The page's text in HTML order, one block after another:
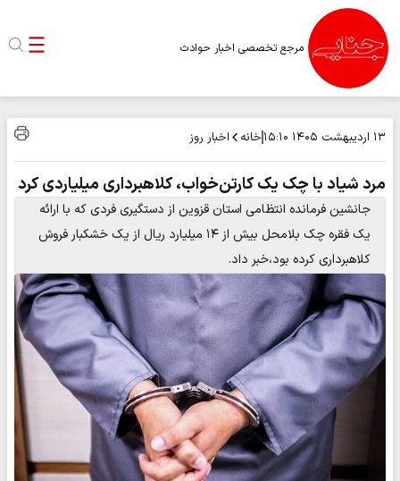
مرجع تخصصی اخبار حوادث
۱۳ اردیبهشت ۱۴۰۵ ۱۵:۱۰ خانه اخبار روز
مرد شیاد با چک یک کارتن‌خواب، کلاهبرداری میلیاردی کرد
جانشین فرمانده انتظامی استان قزوین از دستگیری فردی که با ارائه
یک فقره چک بلامحل بیش از ۱۴ میلیارد ریال از یک خشکبار فروش
کلاهبرداری کرده بود،خبر داد.